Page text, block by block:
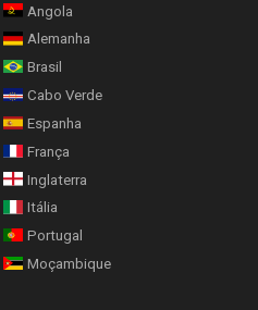
Angola
Alemanha
Brasil
Cabo Verde
Espanha
França
Inglaterra
Itália
Portugal
Moçambique